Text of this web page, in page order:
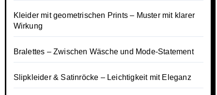
Kleider mit geometrischen Prints – Muster mit klarer
Wirkung
Bralettes – Zwischen Wäsche und Mode-Statement
Slipkleider & Satinröcke – Leichtigkeit mit Eleganz